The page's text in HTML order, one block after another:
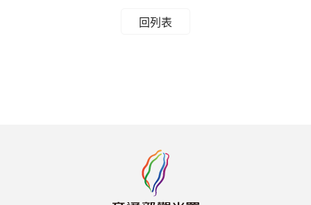
回列表